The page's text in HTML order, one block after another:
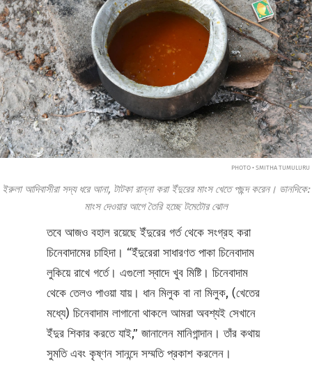
PHOTO • SMITHA TUMULURU
ইরুলা আদিবাসীরা সদ্য ধরে আনা, টাটকা রান্না করা ইঁদুরের মাংস খেতে পছন্দ করেন। ডানদিকে:
মাংস দেওয়ার আগে তৈরি হচ্ছে টমেটোর ঝোল
তবে আজও বহাল রয়েছে ইঁদুরের গর্ত থেকে সংগ্রহ করা
চিনেবাদামের চাহিদা। “ইঁদুরেরা সাধারণত পাকা চিনেবাদাম
লুকিয়ে রাখে গর্তে। এগুলো স্বাদে খুব মিষ্টি। চিনেবাদাম
থেকে তেলও পাওয়া যায়। ধান মিলুক বা না মিলুক, (খেতের
মধ্যে) চিনেবাদাম লাগানো থাকলে আমরা অবশ্যই সেখানে
ইঁদুর শিকার করতে যাই,” জানালেন মানিগান্দান। তাঁর কথায়
সুমতি এবং কৃষ্ণন সানন্দে সম্মতি প্রকাশ করলেন।